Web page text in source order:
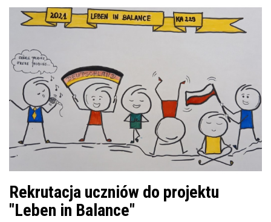
Rekrutacja uczniów do projektu
"Leben in Balance"